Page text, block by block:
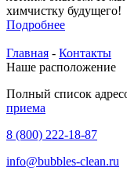
химчистку будущего!
Подробнее
Главная - Контакты
Наше расположение
Полный список
приема
8 (800) 222-18-87
info@bubbles-clean.ru